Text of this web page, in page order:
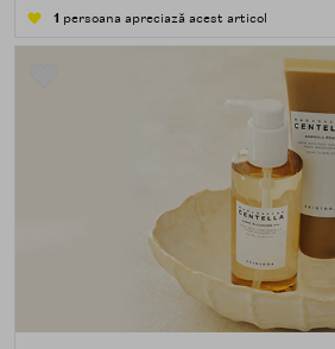
1 persoana apreciază acest articol